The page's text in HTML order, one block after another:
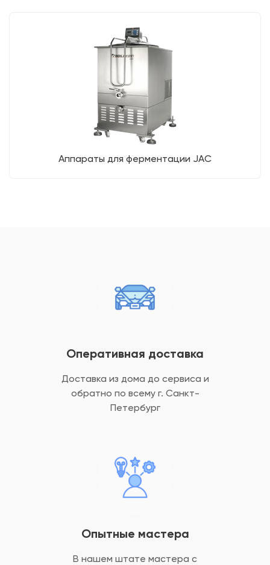
Аппараты для ферментации JAC
Оперативная доставка
Доставка из дома до сервиса и
обратно по всему г. Санкт-
Петербург
Опытные мастера
В нашем штате мастера с